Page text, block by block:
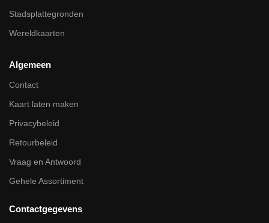
Stadsplattegronden
Wereldkaarten
Algemeen
Contact
Kaart laten maken
Privacybeleid
Retourbeleid
Vraag en Antwoord
Gehele Assortiment
Contactgegevens